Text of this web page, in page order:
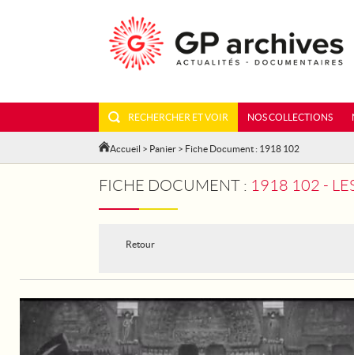
RECHERCHER ET VOIR NOS COLLECTIONS
Accueil > Panier > Fiche Document : 1918 102
FICHE DOCUMENT : 1918 102 -
Retour